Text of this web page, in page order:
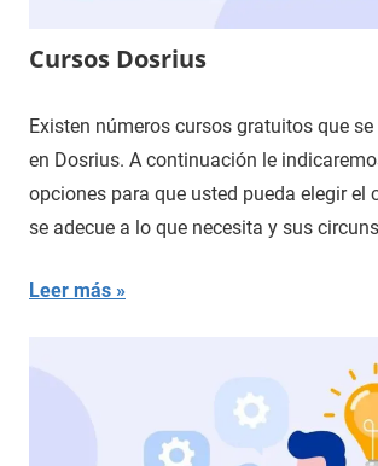
Cursos Dosrius
Existen números cursos gratuitos que
en Dosrius. A continuación le
opciones para que usted pueda elegir el
se adecue a lo que necesita y sus
Leer más